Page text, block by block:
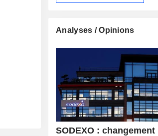
Analyses / Opinions
SODEXO : changement